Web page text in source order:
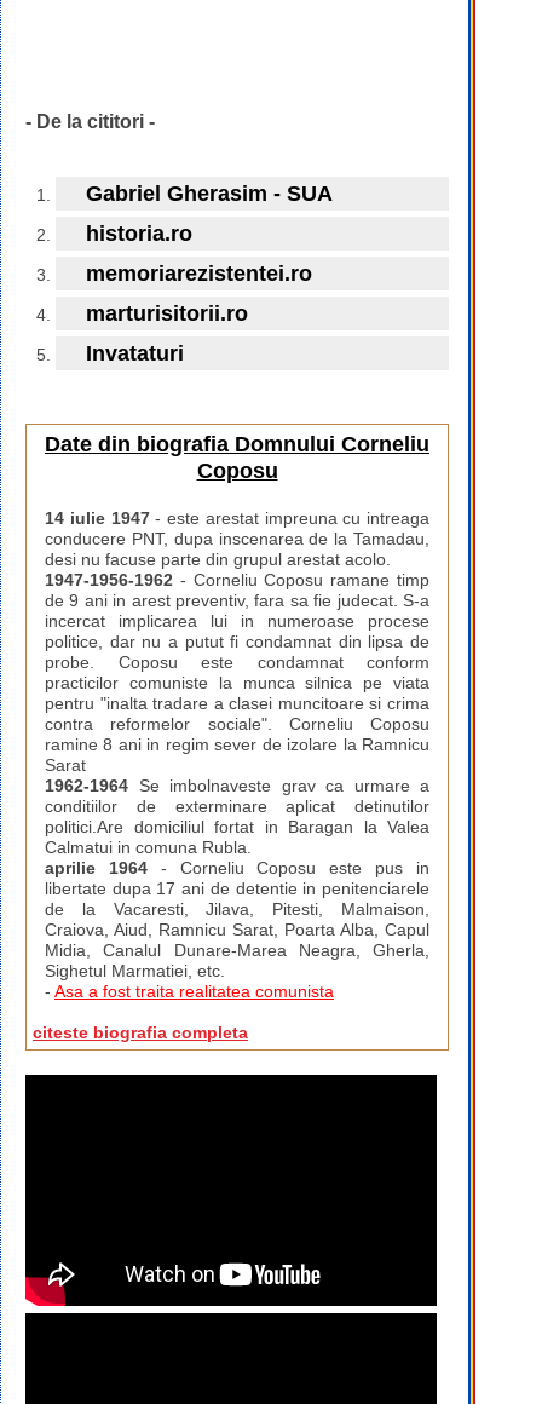
- De la cititori -
Gabriel Gherasim - SUA
historia.ro
memoriarezistentei.ro
marturisitorii.ro
Invataturi
Date din biografia Domnului Corneliu
Coposu
14 iulie 1947- este arestat impreuna cu intreaga
conducere PNT, dupa inscenarea de la Tamadau,
desi nu facuse parte din grupul arestat acolo.
1947-1956-1962 - Corneliu Coposu ramane timp
de 9 ani in arest preventiv, fara sa fie judecat. S-a
incercat implicarea lui in numeroase procese
politice, dar nu a putut fi condamnat din lipsa de
probe. Coposu este condamnat conform
practicilor comuniste la munca silnica pe viata
pentru "inalta tradare a clasei muncitoare si crima
contra reformelor sociale". Corneliu Coposu
ramine 8 ani in regim sever de izolare la Ramnicu
Sarat
1962-1964 Se imbolnaveste grav ca urmare a
conditiilor de exterminare aplicat detinutilor
politici.Are domiciliul fortat in Baragan la Valea
Calmatui in comuna Rubla.
aprilie 1964- Corneliu Coposu este pus in
libertate dupa 17 ani de detentie in penitenciarele
de la Vacaresti, Jilava, Pitesti, Malmaison,
Craiova, Aiud, Ramnicu Sarat, Poarta Alba, Capul
Midia, Canalul Dunare-Marea Neagra, Gherla,
Sighetul Marmatiei, etc.
- Asa a fost traita realitatea comunista
citeste biografia completa